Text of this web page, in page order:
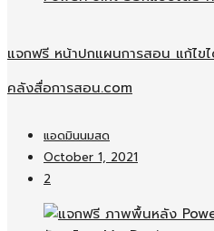
แจกฟรี หน้าปกแผนการสอน แก้ไข
คลังสื่อการสอน.com
แอดมินนมสด
October 1, 2021
2